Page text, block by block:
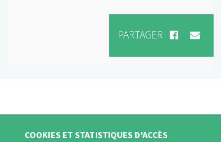
PARTAGER
COOKIES ET STATISTIQUES D'ACCÈS